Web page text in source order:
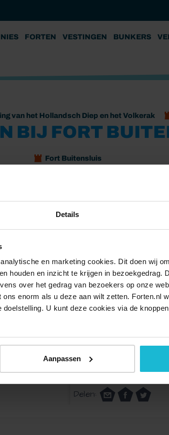
Details
en marketing cookies. Dit doen wij
houden en inzicht te krijgen in bezoekgedrag.
over het gedrag van bezoekers op onze
enorm als u deze aan wilt zetten. Forten.nl
U kunt deze cookies via de
Aanpassen
FORTEN VESTINGEN BUNKERS
van het Hollandsch Diep en het Volkerak
BIJ FORT
Fort Buitensluis
Toegang is gratis. Kom langs en proef de
mogelijk. Onze gidsen staan voor je klaar
zijn gratis. Klik hier om je aan te melden.
graag meer uitleg over hun activiteiten.
ben je welkom op Fort Buitensluis. Bij de
wat lekkers er bij kan bestellen. Zoals
Delen: